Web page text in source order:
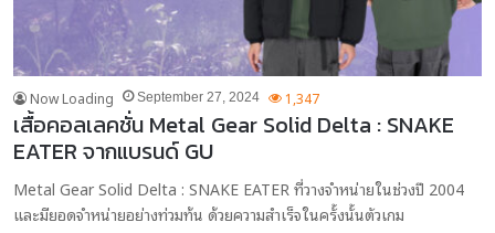
Now Loading September 27, 2024 1,347
เสื้อคอลเลคชั่น Metal Gear Solid Delta : SNAKE
EATER จากแบรนด์ GU
Metal Gear Solid Delta : SNAKE EATER ที่วางจำหน่ายในช่วงปี 2004
และมียอดจำหน่ายอย่างท่วมท้น ด้วยความสำเร็จในครั้งนั้นตัวเกม